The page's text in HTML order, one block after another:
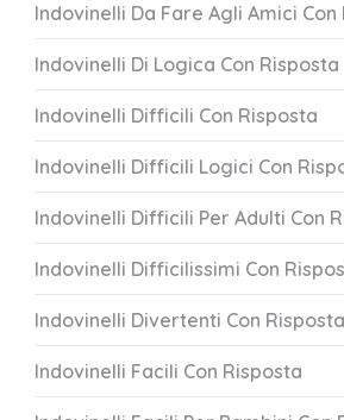
Indovinelli Da Fare Agli Amici Con
Indovinelli Di Logica Con Risposta
Indovinelli Difficili Con Risposta
Indovinelli Difficili Logici Con
Indovinelli Difficili Per Adulti Con
Indovinelli Difficilissimi Con
Indovinelli Divertenti Con Risposta
Indovinelli Facili Con Risposta